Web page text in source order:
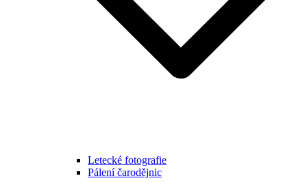
Letecké fotografie
Pálení čarodějnic